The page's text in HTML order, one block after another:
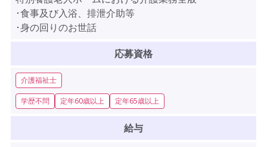
･食事及び入浴、排泄介助等
･身の回りのお世話
応募資格
介護福祉士
学歴不問 定年60歳以上 定年65歳以上
給与